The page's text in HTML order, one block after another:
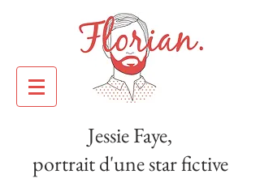
Jessie Faye,
portrait d'une star fictive